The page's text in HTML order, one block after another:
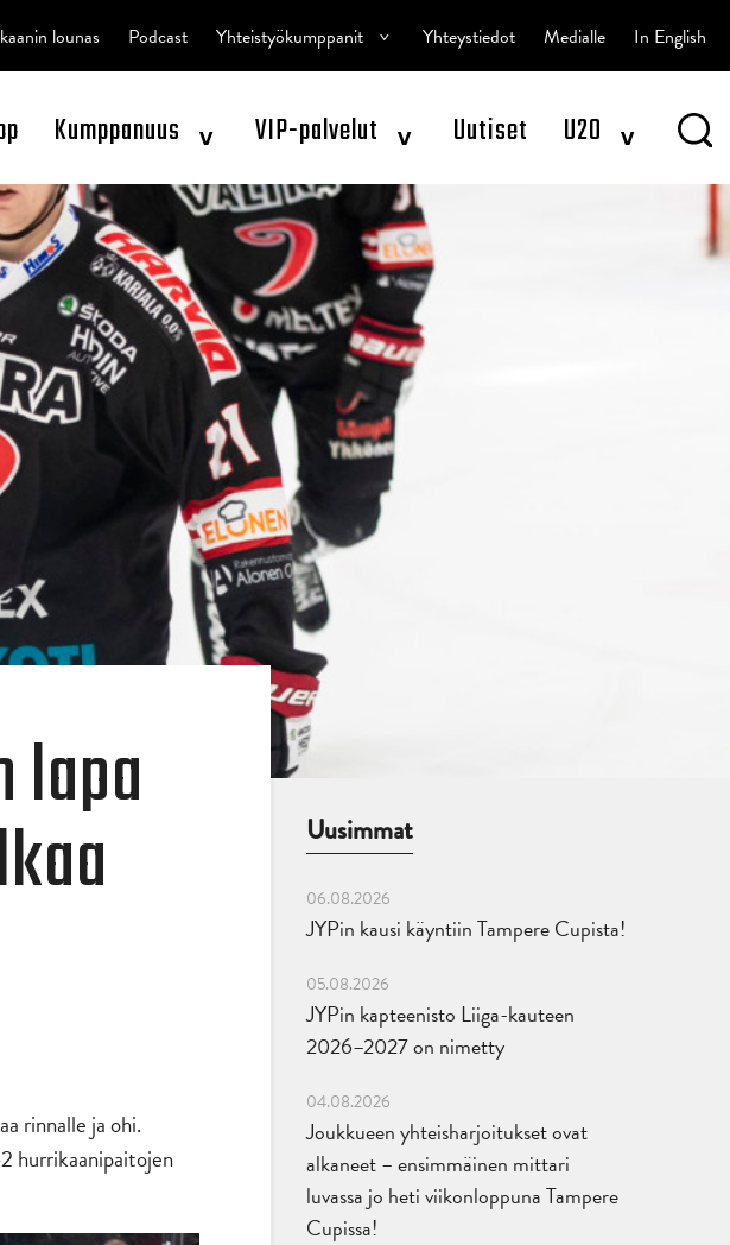
Kumppanuus ^ VIP-palvelut ^ Uutiset U20 ^
lounas Podcast Yhteistyökumppanit ^ Yhteystiedot Medialle In English
lapa
rinnalle ja ohi.
hurrikaanipaitojen
Uusimmat
06.08.2026
JYPin kausi käyntiin Tampere Cupista!
05.08.2026
JYPin kapteenisto Liiga-kauteen
2026–2027 on nimetty
04.08.2026
Joukkueen yhteisharjoitukset ovat
alkaneet – ensimmäinen mittari
luvassa jo heti viikonloppuna Tampere
Cupissa!